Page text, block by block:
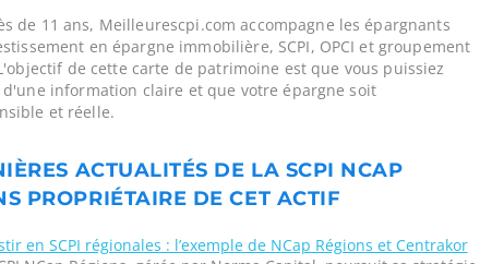
de 11 ans, Meilleurescpi.com accompagne les épargnants
en épargne immobilière, SCPI, OPCI et groupement
de cette carte de patrimoine est que vous puissiez
information claire et que votre épargne soit
et réelle.
ACTUALITÉS DE LA SCPI NCAP
PROPRIÉTAIRE DE CET ACTIF
en SCPI régionales : l’exemple de NCap Régions et Centrakor